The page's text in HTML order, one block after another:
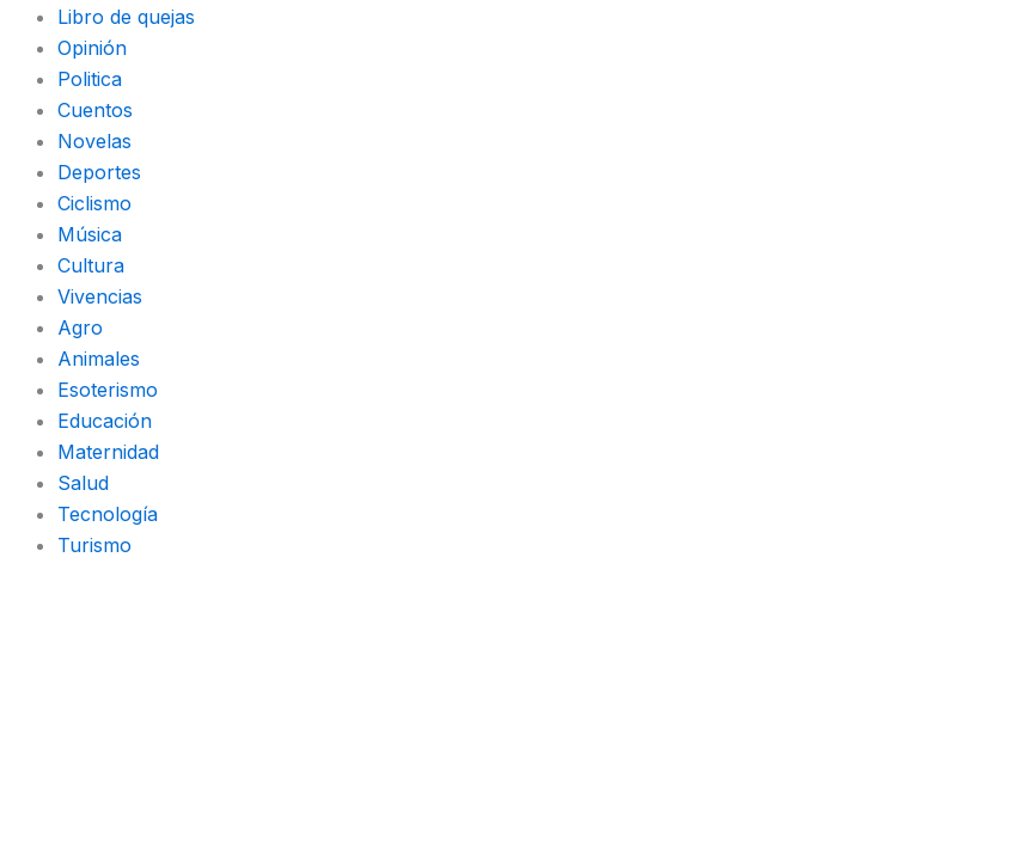
Libro de quejas
Opinión
Politica
Cuentos
Novelas
Deportes
Ciclismo
Música
Cultura
Vivencias
Agro
Animales
Esoterismo
Educación
Maternidad
Salud
Tecnología
Turismo